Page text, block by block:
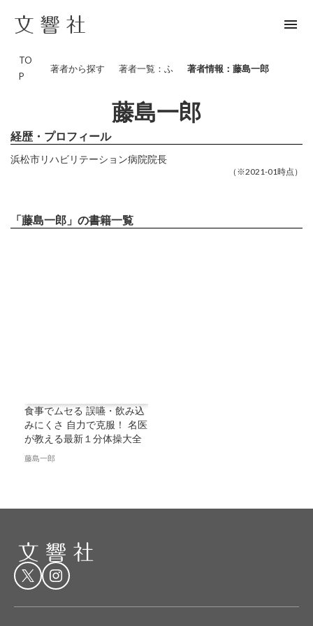
menu
TO
P
著者から探す 著者一覧：ふ 著者情報：藤島一郎
藤島一郎
経歴・プロフィール
浜松市リハビリテーション病院院長
（※2021-01時点）
「藤島一郎」の書籍一覧
食事でムセる 誤嚥・飲み込
みにくさ 自力で克服！ 名医
が教える最新１分体操大全
藤島一郎